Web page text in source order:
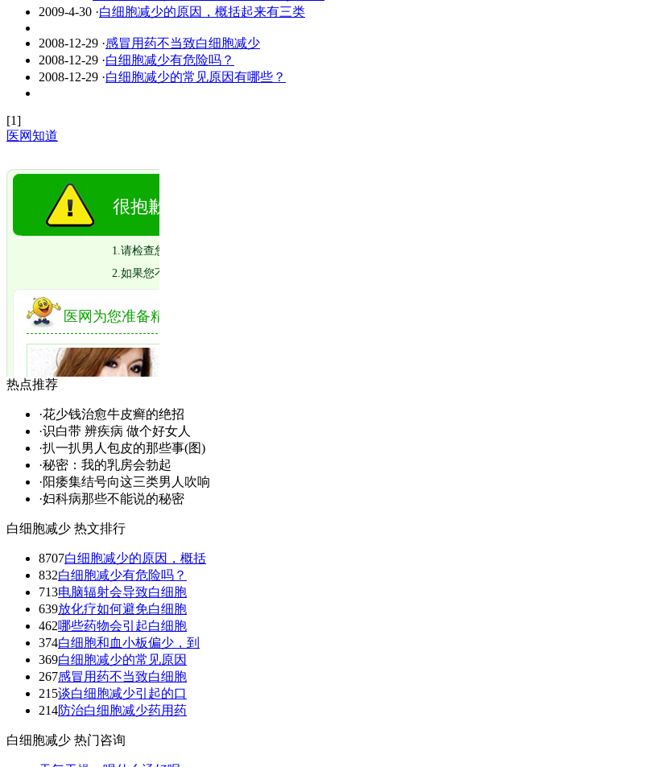
2009-4-30 ·白细胞减少的原因，概括起来有三类
2008-12-29 ·感冒用药不当致白细胞减少
2008-12-29 ·白细胞减少有危险吗？
2008-12-29 ·白细胞减少的常见原因有哪些？
[1]
医网知道
热点推荐
·花少钱治愈牛皮癣的绝招
·识白带 辨疾病 做个好女人
·扒一扒男人包皮的那些事(图)
·秘密：我的乳房会勃起
·阳痿集结号向这三类男人吹响
·妇科病那些不能说的秘密
白细胞减少 热文排行
8707白细胞减少的原因，概括
832白细胞减少有危险吗？
713电脑辐射会导致白细胞
639放化疗如何避免白细胞
462哪些药物会引起白细胞
374白细胞和血小板偏少，到
369白细胞减少的常见原因
267感冒用药不当致白细胞
215谈白细胞减少引起的口
214防治白细胞减少药用药
白细胞减少 热门咨询